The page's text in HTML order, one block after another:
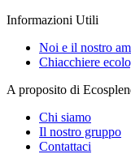
Informazioni Utili
Noi e il nostro
Chiacchiere
A proposito di
Chi siamo
Il nostro gruppo
Contattaci